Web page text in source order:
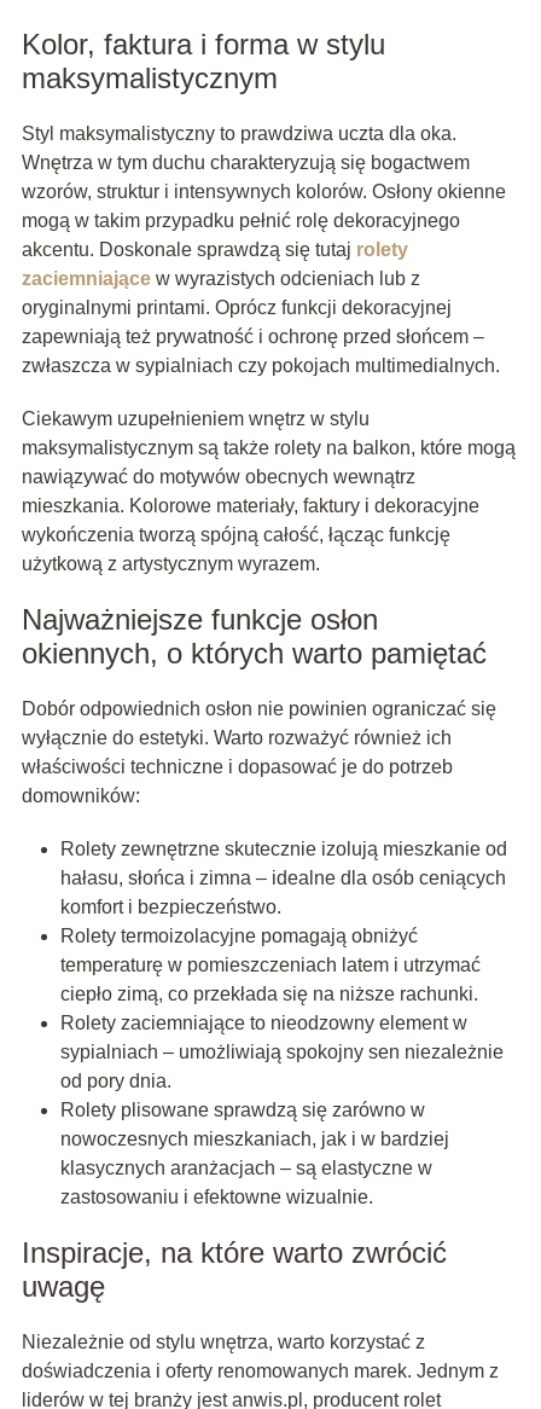
Kolor, faktura i forma w stylu
maksymalistycznym
Styl maksymalistyczny to prawdziwa uczta dla oka.
Wnętrza w tym duchu charakteryzują się bogactwem
wzorów, struktur i intensywnych kolorów. Osłony okienne
mogą w takim przypadku pełnić rolę dekoracyjnego
akcentu. Doskonale sprawdzą się tutaj rolety
zaciemniającew wyrazistych odcieniach lub z
oryginalnymi printami. Oprócz funkcji dekoracyjnej
zapewniają też prywatność i ochronę przed słońcem –
zwłaszcza w sypialniach czy pokojach multimedialnych.
Ciekawym uzupełnieniem wnętrz w stylu
maksymalistycznym są także rolety na balkon, które mogą
nawiązywać do motywów obecnych wewnątrz
mieszkania. Kolorowe materiały, faktury i dekoracyjne
wykończenia tworzą spójną całość, łącząc funkcję
użytkową z artystycznym wyrazem.
Najważniejsze funkcje osłon
okiennych, o których warto pamiętać
Dobór odpowiednich osłon nie powinien ograniczać się
wyłącznie do estetyki. Warto rozważyć również ich
właściwości techniczne i dopasować je do potrzeb
domowników:
Rolety zewnętrzne skutecznie izolują mieszkanie od
hałasu, słońca i zimna – idealne dla osób ceniących
komfort i bezpieczeństwo.
Rolety termoizolacyjne pomagają obniżyć
temperaturę w pomieszczeniach latem i utrzymać
ciepło zimą, co przekłada się na niższe rachunki.
Rolety zaciemniające to nieodzowny element w
sypialniach – umożliwiają spokojny sen niezależnie
od pory dnia.
Rolety plisowane sprawdzą się zarówno w
nowoczesnych mieszkaniach, jak i w bardziej
klasycznych aranżacjach – są elastyczne w
zastosowaniu i efektowne wizualnie.
Inspiracje, na które warto zwrócić
uwagę
Niezależnie od stylu wnętrza, warto korzystać z
doświadczenia i oferty renomowanych marek. Jednym z
liderów w tej branży jest anwis.pl, producent rolet